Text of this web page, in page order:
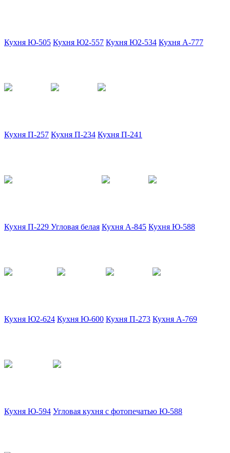
Кухня Ю-505 Кухня Ю2-557 Кухня Ю2-534 Кухня А-777
Кухня П-257 Кухня П-234 Кухня П-241
Кухня П-229 Угловая белая Кухня А-845 Кухня Ю-588
Кухня Ю2-624 Кухня Ю-600 Кухня П-273 Кухня А-769
Кухня Ю-594 Угловая кухня с фотопечатью Ю-588